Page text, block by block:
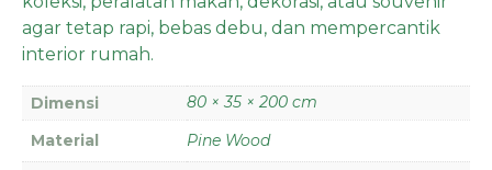
agar tetap rapi, bebas debu, dan mempercantik
interior rumah.
Dimensi
80 × 35 × 200 cm
Material
Pine Wood